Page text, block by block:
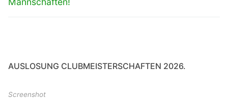
AUSLOSUNG CLUBMEISTERSCHAFTEN 2026.
Screenshot